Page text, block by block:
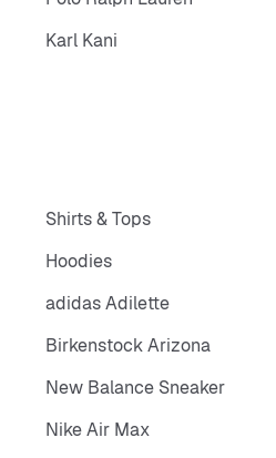
Karl Kani
Shirts & Tops
Hoodies
adidas Adilette
Birkenstock Arizona
New Balance Sneaker
Nike Air Max